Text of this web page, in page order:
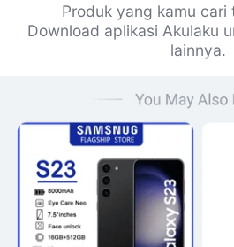
Produk yang kamu cari
Download aplikasi Akulaku
lainnya.